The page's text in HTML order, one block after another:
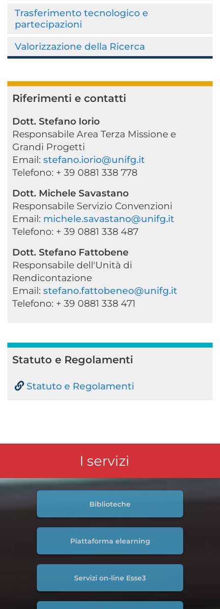
Trasferimento tecnologico e
partecipazioni
Valorizzazione della Ricerca
Riferimenti e contatti
Dott. Stefano Iorio
Responsabile Area Terza Missione e
Grandi Progetti
Email: stefano.iorio@unifg.it
Telefono: + 39 0881 338 778
Dott. Michele Savastano
Responsabile Servizio Convenzioni
Email: michele.savastano@unifg.it
Telefono: + 39 0881 338 487
Dott. Stefano Fattobene
Responsabile dell'Unità di
Rendicontazione
Email: stefano.fattobeneo@unifg.it
Telefono: + 39 0881 338 471
Statuto e Regolamenti
Statuto e Regolamenti
I servizi
Biblioteche
Piattaforma elearning
Servizi on-line Esse3